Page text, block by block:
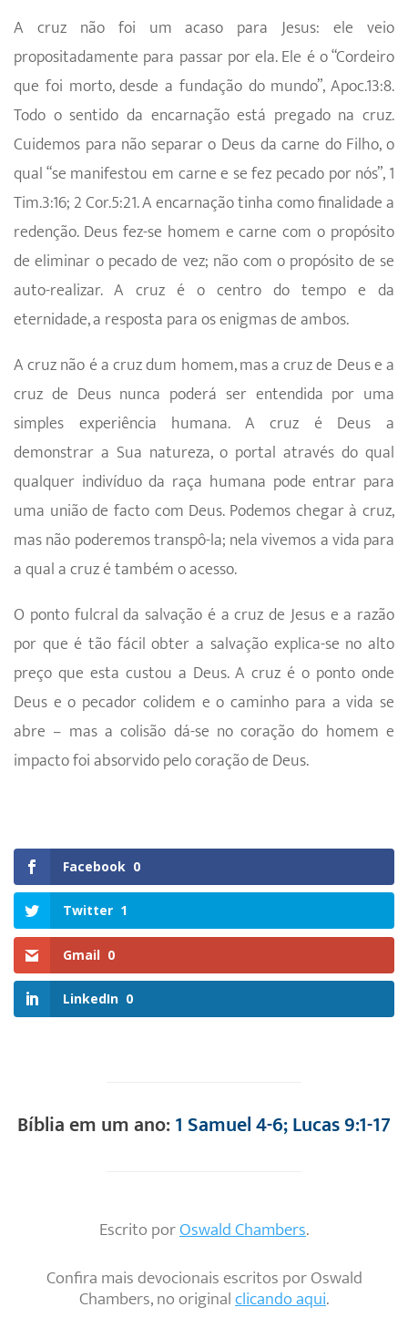
A cruz não foi um acaso para Jesus: ele veio
propositadamente para passar por ela. Ele é o “Cordeiro
que foi morto, desde a fundação do mundo”, Apoc.13:8.
Todo o sentido da encarnação está pregado na cruz.
Cuidemos para não separar o Deus da carne do Filho, o
qual “se manifestou em carne e se fez pecado por nós”, 1
Tim.3:16; 2 Cor.5:21. A encarnação tinha como finalidade a
redenção. Deus fez-se homem e carne com o propósito
de eliminar o pecado de vez; não com o propósito de se
auto-realizar. A cruz é o centro do tempo e da
eternidade, a resposta para os enigmas de ambos.
A cruz não é a cruz dum homem, mas a cruz de Deus e a
cruz de Deus nunca poderá ser entendida por uma
simples experiência humana. A cruz é Deus a
demonstrar a Sua natureza, o portal através do qual
qualquer indivíduo da raça humana pode entrar para
uma união de facto com Deus. Podemos chegar à cruz,
mas não poderemos transpô-la; nela vivemos a vida para
a qual a cruz é também o acesso.
O ponto fulcral da salvação é a cruz de Jesus e a razão
por que é tão fácil obter a salvação explica-se no alto
preço que esta custou a Deus. A cruz é o ponto onde
Deus e o pecador colidem e o caminho para a vida se
abre – mas a colisão dá-se no coração do homem e
impacto foi absorvido pelo coração de Deus.
Facebook 0
Twitter 1
Gmail 0
LinkedIn 0
Bíblia em um ano:1 Samuel 4-6; Lucas 9:1-17
Escrito porOswald Chambers.
Confira mais devocionais escritos por Oswald
Chambers, no originalclicando aqui.